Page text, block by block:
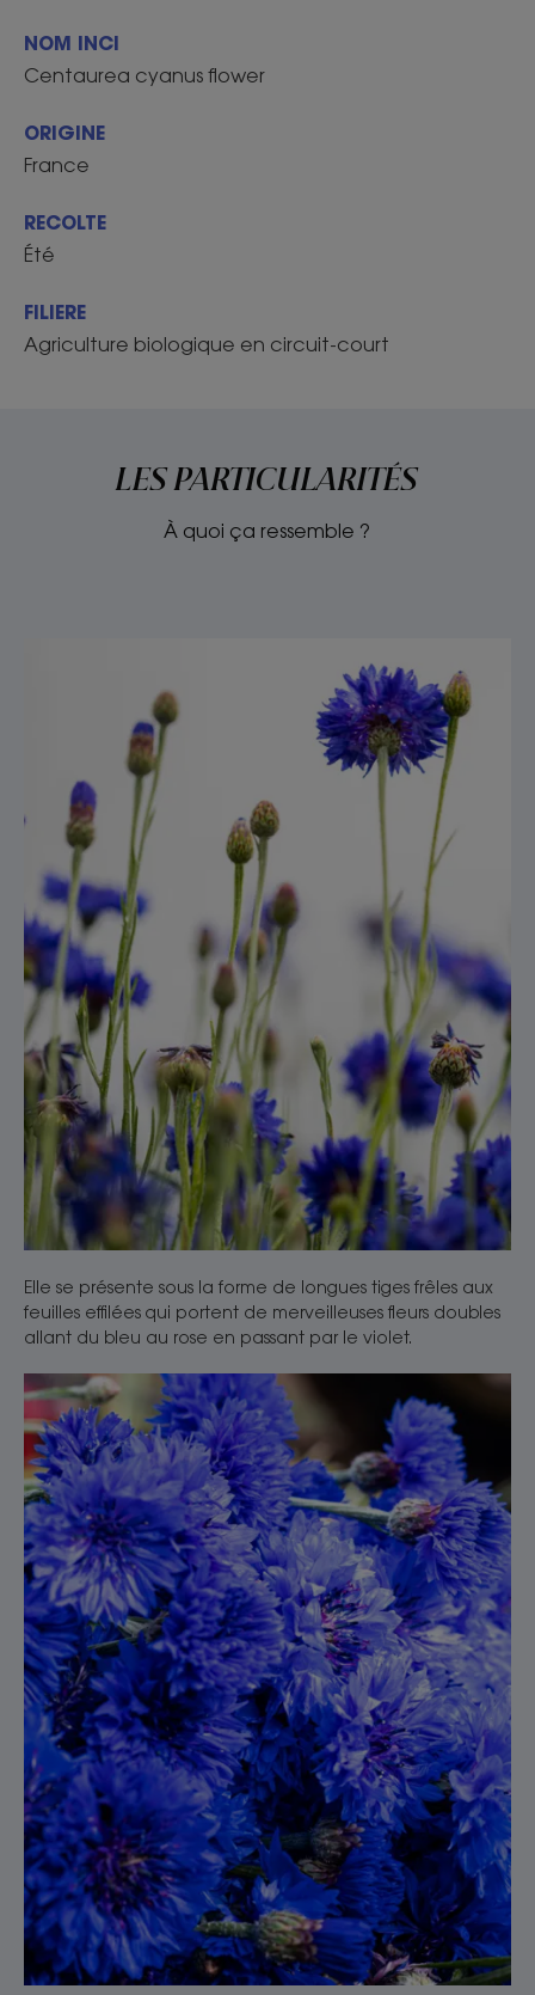
NOM INCI
Centaurea cyanus flower
ORIGINE
France
RECOLTE
Été
FILIERE
Agriculture biologique en circuit-court
LES PARTICULARITÉS
À quoi ça ressemble ?
Elle se présente sous la forme de longues tiges frêles aux
feuilles effilées qui portent de merveilleuses fleurs doubles
allant du bleu au rose en passant par le violet.